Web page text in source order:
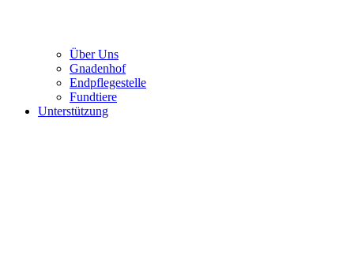
Über Uns
Gnadenhof
Endpflegestelle
Fundtiere
Unterstützung